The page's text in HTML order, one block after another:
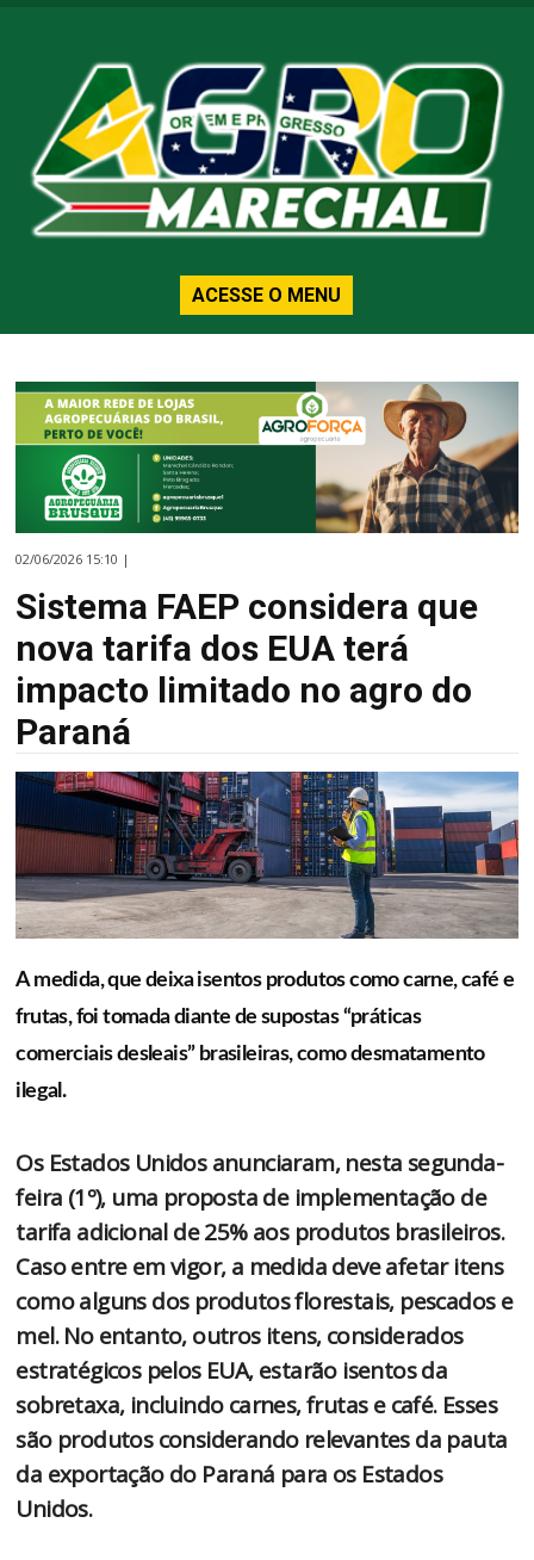
ACESSE O MENU
02/06/2026 15:10 |
Sistema FAEP considera que
nova tarifa dos EUA terá
impacto limitado no agro do
Paraná
A medida, que deixa isentos produtos como carne, café e
frutas, foi tomada diante de supostas “práticas
comerciais desleais” brasileiras, como desmatamento
ilegal.
Os Estados Unidos anunciaram, nesta segunda-
feira (1º), uma proposta de implementação de
tarifa adicional de 25% aos produtos brasileiros.
Caso entre em vigor, a medida deve afetar itens
como alguns dos produtos florestais, pescados e
mel. No entanto, outros itens, considerados
estratégicos pelos EUA, estarão isentos da
sobretaxa, incluindo carnes, frutas e café. Esses
são produtos considerando relevantes da pauta
da exportação do Paraná para os Estados
Unidos.